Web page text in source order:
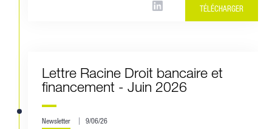
TÉLÉCHARGER
Lettre Racine Droit bancaire et
financement - Juin 2026
Newsletter 9/06/26